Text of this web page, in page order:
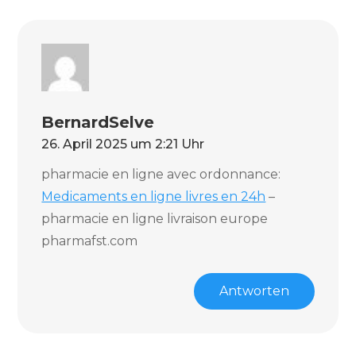
BernardSelve
26. April 2025 um 2:21 Uhr
pharmacie en ligne avec ordonnance:
Medicaments en ligne livres en 24h –
pharmacie en ligne livraison europe
pharmafst.com
Antworten